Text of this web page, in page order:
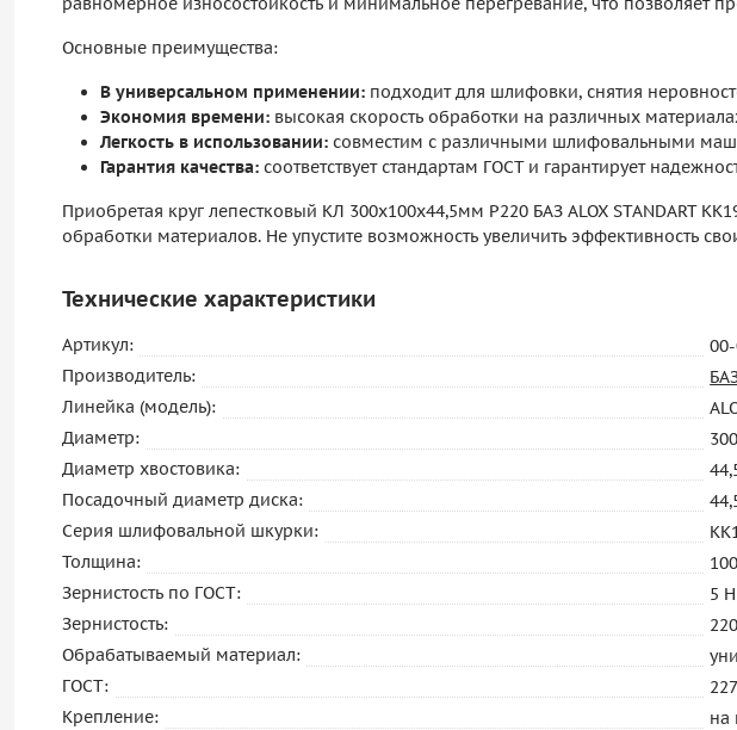
Основные преимущества:
В универсальном применении: подходит для шлифовки, снятия
Экономия времени: высокая скорость обработки на различных
Легкость в использовании: совместим с различными шлифовальными
Гарантия качества: соответствует стандартам ГОСТ и гарантирует
Приобретая круг лепестковый КЛ 300х100х44,5мм P220 БАЗ ALOX STANDART
обработки материалов. Не упустите возможность увеличить эффективность
Технические характеристики
Артикул:
Производитель:
Линейка (модель):
Диаметр:
Диаметр хвостовика:
Посадочный диаметр диска:
Серия шлифовальной шкурки:
Толщина:
Зернистость по ГОСТ:
5 H
Зернистость:
Обрабатываемый материал:
ГОСТ:
Крепление:
на